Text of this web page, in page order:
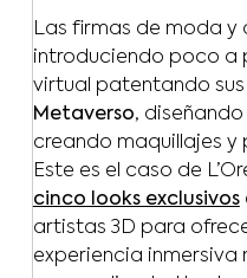
Las firmas de moda y
introduciendo poco a
virtual patentando
Metaverso,
creando maquillajes
Este es el caso de
cinco looks exclusivos
artistas 3D para
experiencia inmersiva